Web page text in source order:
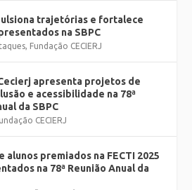
trajetórias e fortalece
na SBPC
, Fundação CECIERJ
apresenta projetos de
e acessibilidade na 78ª
da SBPC
CECIERJ
alunos premiados na FECTI 2025
na 78ª Reunião Anual da